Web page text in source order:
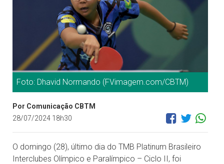
Foto: Dhavid Normando (FVimagem.com/CBTM)
Por Comunicação CBTM
28/07/2024 18h30
O domingo (28), último dia do TMB Platinum Brasileiro
Interclubes Olímpico e Paralímpico – Ciclo II, foi